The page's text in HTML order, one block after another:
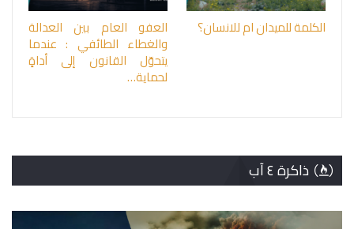
الكلمة للميدان ام للانسان؟ العفو العام بين العدالة
والغطاء الطائفي : عندما
يتحوّل القانون إلى أداةٍ
لحماية…
ذاكرة ٤ آب